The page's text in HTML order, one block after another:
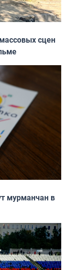
сцен
мурманчан в